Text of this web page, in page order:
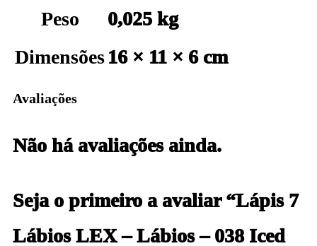
Peso
0,025 kg
Dimensões16 × 11 × 6 cm
Avaliações
Não há avaliações ainda.
Seja o primeiro a avaliar “Lápis 7
Lábios LEX – Lábios – 038 Iced